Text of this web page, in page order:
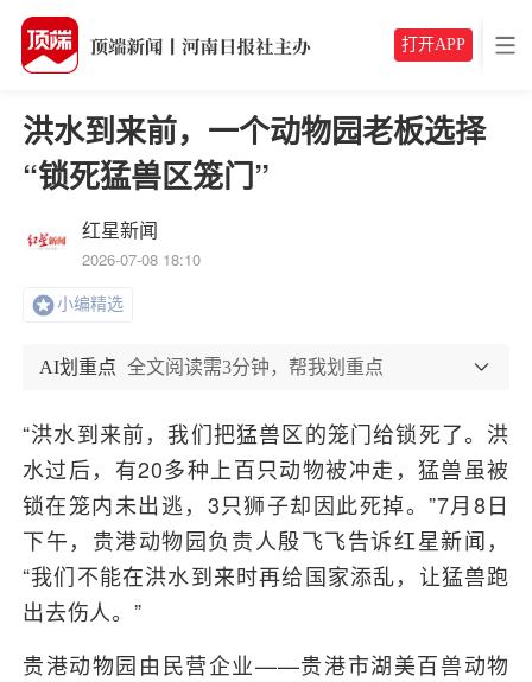
打开APP
洪水到来前，一个动物园老板选择
“锁死猛兽区笼门”
红星新闻
2026-07-08 18:10
小编精选
AI划重点 全文阅读需3分钟，帮我划重点
“洪水到来前，我们把猛兽区的笼门给锁死了。洪
水过后，有20多种上百只动物被冲走，猛兽虽被
锁在笼内未出逃，3只狮子却因此死掉。”7月8日
下午，贵港动物园负责人殷飞飞告诉红星新闻，
“我们不能在洪水到来时再给国家添乱，让猛兽跑
出去伤人。”
贵港动物园由民营企业——贵港市湖美百兽动物